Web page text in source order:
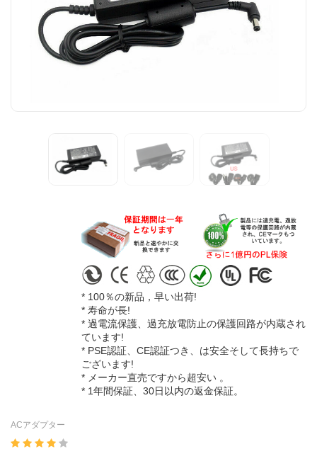
* 100％の新品，早い出荷!
* 寿命が長!
* 過電流保護、過充放電防止の保護回路が内蔵され
ています!
* PSE認証、CE認証つき、は安全そして長持ちで
ございます!
* メーカー直売ですから超安い 。
* 1年間保証、30日以内の返金保証。
ACアダプター